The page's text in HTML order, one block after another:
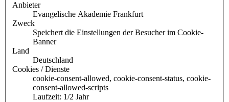
Anbieter
Evangelische Akademie Frankfurt
Zweck
Speichert die Einstellungen der Besucher im Cookie-
Banner
Land
Deutschland
Cookies / Dienste
cookie-consent-allowed, cookie-consent-status, cookie-
consent-allowed-scripts
Laufzeit: 1/2 Jahr